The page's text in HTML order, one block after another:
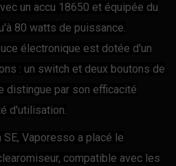
un accu 18650 et équipée du
80 watts de puissance.
électronique est dotée d'un
: un switch et deux boutons de
distingue par son efficacité
d'utilisation.
Vaporesso a placé le
compatible avec les